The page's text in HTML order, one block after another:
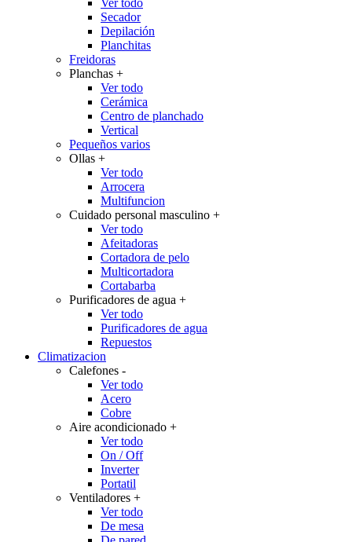
Ver todo
Secador
Depilación
Planchitas
Freidoras
Planchas +
Ver todo
Cerámica
Centro de planchado
Vertical
Pequeños varios
Ollas +
Ver todo
Arrocera
Multifuncion
Cuidado personal masculino +
Ver todo
Afeitadoras
Cortadora de pelo
Multicortadora
Cortabarba
Purificadores de agua +
Ver todo
Purificadores de agua
Repuestos
Climatizacion
Calefones -
Ver todo
Acero
Cobre
Aire acondicionado +
Ver todo
On / Off
Inverter
Portatil
Ventiladores +
Ver todo
De mesa